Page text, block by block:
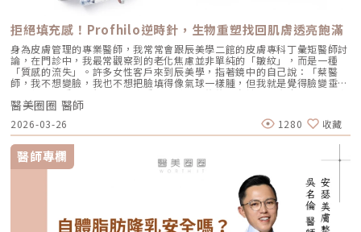
拒絕填充感！Profhilo逆時針，生物重塑找回肌膚透亮飽滿
身為皮膚管理的專業醫師，我常常會跟辰美學二館的皮膚專科丁彙矩醫師討
論，在門診中，我最常觀察到的老化焦慮並非單純的「皺紋」，而是一種
「質感的流失」。許多女性客戶來到辰美學，指著鏡中的自己說：「蔡醫
師，我不想變臉，我也不想把臉填得像氣球一樣腫，但我就是覺得臉變垂
了、乾了，看起來很累。」這種「累感」，往往來自於肌膚真皮層結構的崩
解。過去我們習慣用玻尿酸去「填補」凹陷，或是用電音波去「緊緻」皮
表，但在這兩者之間，其實存在著一個關鍵的空白區：生物重塑（Bio-
Remodeling）。這就是為什麼我對 Profhilo 逆時針（俗稱：璞菲洛）情
有獨鍾的原因。一、 重新定義抗老：為什麼妳需要的是「重塑」而非「填
充」？在深入了解 Profhilo逆時針 之前，我們必須先釐清肌膚老化的本
質。肌膚的年輕度由真皮層的三大支柱決定：水份、膠原蛋白
（Collagen）以及彈力蛋白（Elastin）。多數人對膠原蛋白耳熟能詳，它
就像建築物的「鋼筋水泥」，負責撐起皮膚的厚度與體積；然而，讓肌膚在
做表情後能迅速回彈、維持組織張力的關鍵，其實是彈力蛋白。彈力蛋白就
像支撐鋼筋的「橡皮筋」，不幸的是，人體在青春期過後，彈力蛋白的合成
速度就會大幅下降。當彈力蛋白流失，肌膚就會像失去彈性的鬆緊帶，出現
細紋、毛孔粗大、甚至是難以處理的「鬆弛型下垂」。傳統玻尿酸屬於「填
醫美圈圈 醫師
2026-03-26 1280 收藏
醫師專欄